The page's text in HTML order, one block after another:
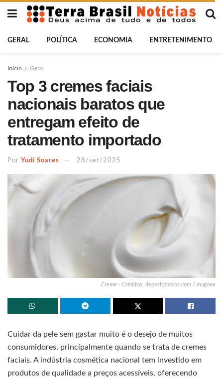
GERAL POLÍTICA ECONOMIA ENTRETENIMENTO
Início Geral
Top 3 cremes faciais
nacionais baratos que
entregam efeito de
tratamento importado
Por Yudi Soares 28/set/2025
Creme - Créditos: depositphotos.com / magone
Cuidar da pele sem gastar muito é o desejo de muitos
consumidores, principalmente quando se trata de cremes
faciais. A indústria cosmética nacional tem investido em
produtos de qualidade a preços acessíveis, oferecendo